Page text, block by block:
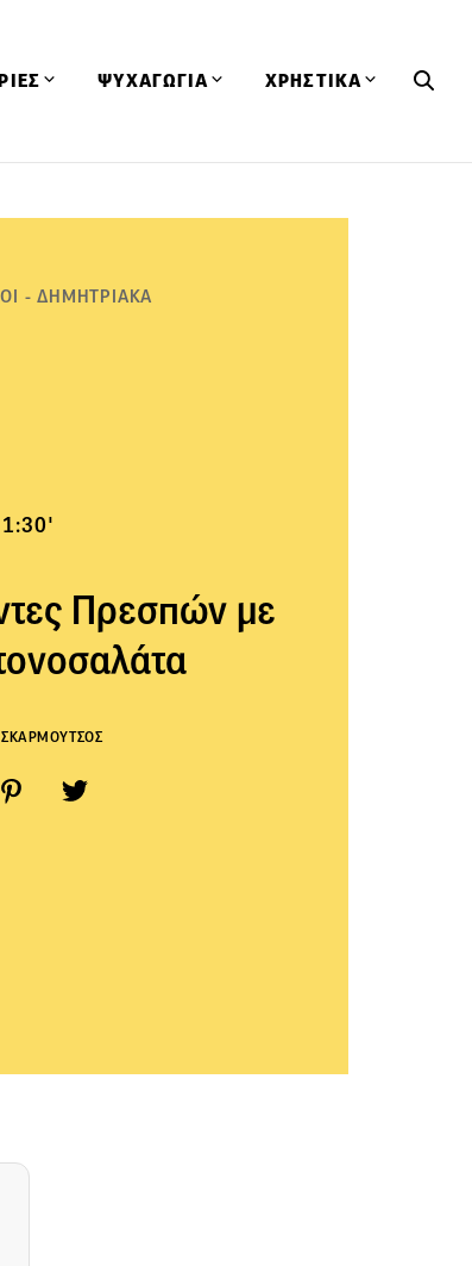
ΨΥΧΑΓΩΓΙΑ ΧΡΗΣΤΙΚΑ
- ΔΗΜΗΤΡΙΑΚΑ
1:30'
Πρεσπών με